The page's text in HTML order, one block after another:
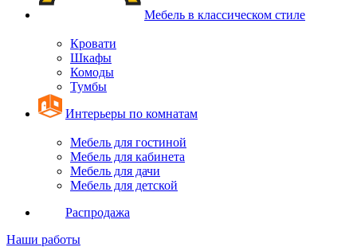
Мебель в классическом стиле
Кровати
Шкафы
Комоды
Тумбы
Интерьеры по комнатам
Мебель для гостиной
Мебель для кабинета
Мебель для дачи
Мебель для детской
Распродажа
Наши работы